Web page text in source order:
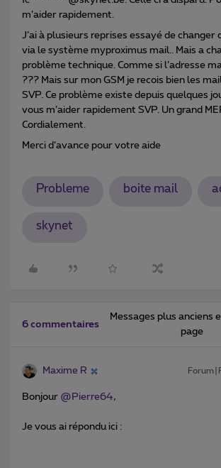
m’aider rapidement.
J’ai à plusieurs reprises essayé de changer
via le système myproximus mail.. Mais a
problème technique. Comme si l’adresse
??? Mais sur mon GSM je recois bien les
SVP. Ce problème existe depuis quelques
vous m’aider rapidement SVP. Un grand
Cordialement.
Merci d’avance pour votre aide
Probleme boite mail
skynet
6 commentaires
Messages plus anciens
page
Maxime R
Bonjour @Pierre64,
Je vous ai répondu ici :